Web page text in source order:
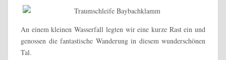
An einem kleinen Wasserfall legten wir eine kurze Rast ein und
genossen die fantastische Wanderung in diesem wunderschönen
Tal.